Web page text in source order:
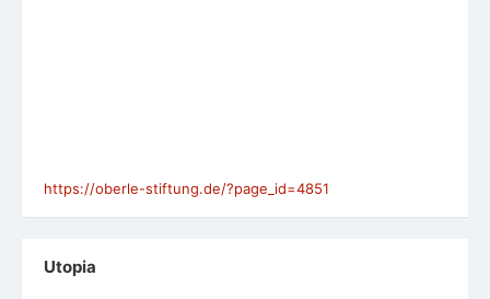
https://oberle-stiftung.de/?page_id=4851
Utopia